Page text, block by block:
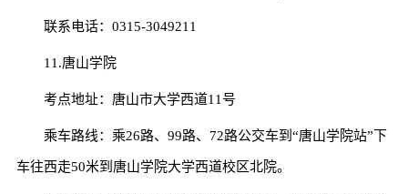
联系电话：0315-3049211
11.唐山学院
考点地址：唐山市大学西道11号
乘车路线：乘26路、99路、72路公交车到“唐山学院站”下
车往西走50米到唐山学院大学西道校区北院。